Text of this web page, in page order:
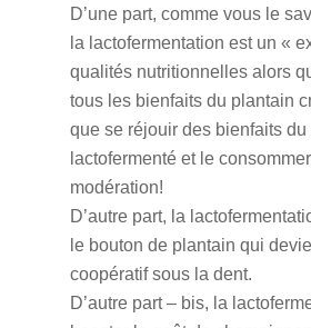
D’une part, comme vous le
la lactofermentation est un «
qualités nutritionnelles alors
tous les bienfaits du plantain
que se réjouir des bienfaits du
lactofermenté et le
modération!
D’autre part, la
le bouton de plantain qui
coopératif sous la dent.
D’autre part – bis, la